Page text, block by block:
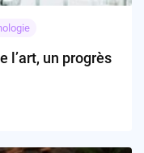
l’art, un progrès